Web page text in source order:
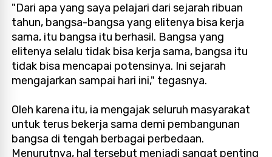
"Dari apa yang saya pelajari dari sejarah ribuan
tahun, bangsa-bangsa yang elitenya bisa kerja
sama, itu bangsa itu berhasil. Bangsa yang
elitenya selalu tidak bisa kerja sama, bangsa itu
tidak bisa mencapai potensinya. Ini sejarah
mengajarkan sampai hari ini," tegasnya.
Oleh karena itu, ia mengajak seluruh masyarakat
untuk terus bekerja sama demi pembangunan
bangsa di tengah berbagai perbedaan.
Menurutnya, hal tersebut menjadi sangat penting